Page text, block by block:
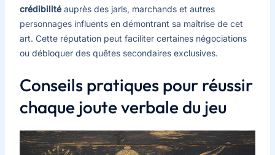
crédibilitéauprès des jarls, marchands et autres
personnages influents en démontrant sa maîtrise de cet
art. Cette réputation peut faciliter certaines négociations
ou débloquer des quêtes secondaires exclusives.
Conseils pratiques pour réussir
chaque joute verbale du jeu